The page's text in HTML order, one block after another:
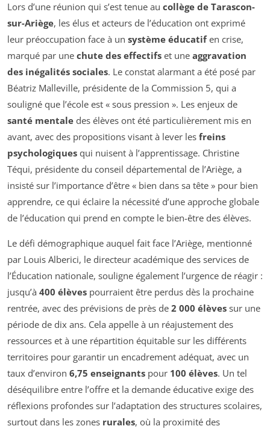
Lors d’une réunion qui s’est tenue au collège de Tarascon-
sur-Ariège, les élus et acteurs de l’éducation ont exprimé
leur préoccupation face à un système éducatifen crise,
marqué par une chute des effectifs et une aggravation
des inégalités sociales. Le constat alarmant a été posé par
Béatriz Malleville, présidente de la Commission 5, qui a
souligné que l’école est « sous pression ». Les enjeux de
santé mentale des élèves ont été particulièrement mis en
avant, avec des propositions visant à lever les freins
psychologiques qui nuisent à l’apprentissage. Christine
Téqui, présidente du conseil départemental de l’Ariège, a
insisté sur l’importance d’être « bien dans sa tête » pour bien
apprendre, ce qui éclaire la nécessité d’une approche globale
de l’éducation qui prend en compte le bien-être des élèves.
Le défi démographique auquel fait face l’Ariège, mentionné
par Louis Alberici, le directeur académique des services de
l’Éducation nationale, souligne également l’urgence de réagir :
jusqu’à 400 élèves pourraient être perdus dès la prochaine
rentrée, avec des prévisions de près de 2 000 élèves sur une
période de dix ans. Cela appelle à un réajustement des
ressources et à une répartition équitable sur les différents
territoires pour garantir un encadrement adéquat, avec un
taux d’environ 6,75 enseignants pour 100 élèves. Un tel
déséquilibre entre l’offre et la demande éducative exige des
réflexions profondes sur l’adaptation des structures scolaires,
surtout dans les zones rurales, où la proximité des